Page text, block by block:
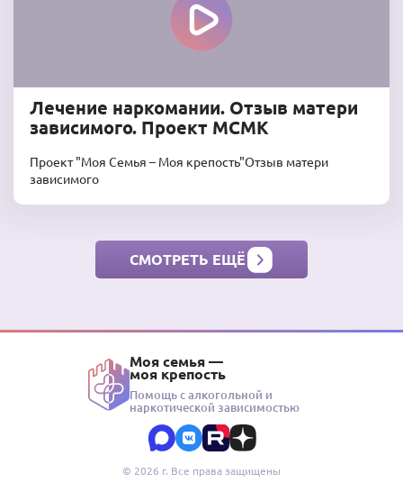
Лечение наркомании. Отзыв матери
зависимого. Проект МСМК
Проект "Моя Семья – Моя крепость"Отзыв матери
зависимого
СМОТРЕТЬ ЕЩЁ
Моя семья —
моя крепость
Помощь с алкогольной и
наркотической зависимостью
© 2026 г. Все права защищены